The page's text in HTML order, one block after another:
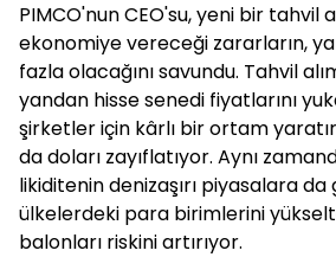
PIMCO'nun CEO'su, yeni bir tahvil
ekonomiye vereceği zararların,
fazla olacağını savundu. Tahvil
yandan hisse senedi fiyatlarını
şirketler için kârlı bir ortam
da doları zayıflatıyor. Aynı
likiditenin denizaşırı piyasalara
ülkelerdeki para birimlerini
balonları riskini artırıyor.